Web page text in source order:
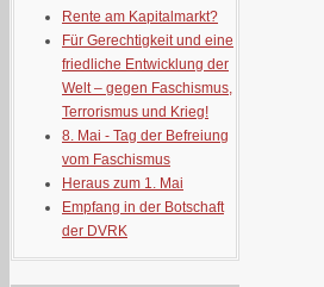
Rente am Kapitalmarkt?
Für Gerechtigkeit und eine
friedliche Entwicklung der
Welt – gegen Faschismus,
Terrorismus und Krieg!
8. Mai - Tag der Befreiung
vom Faschismus
Heraus zum 1. Mai
Empfang in der Botschaft
der DVRK